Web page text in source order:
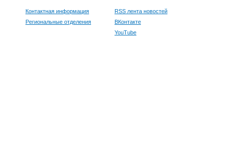
Контактная информация
Региональные отделения
RSS лента новостей
ВКонтакте
YouTube